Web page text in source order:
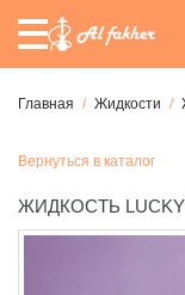
Главная Жидкости
Вернуться в каталог
ЖИДКОСТЬ LUCKY